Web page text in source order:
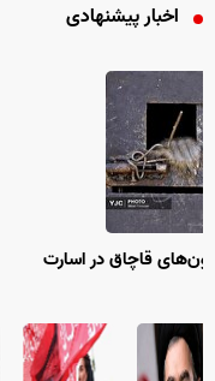
اخبار پیشنهادی
اسارت حکم